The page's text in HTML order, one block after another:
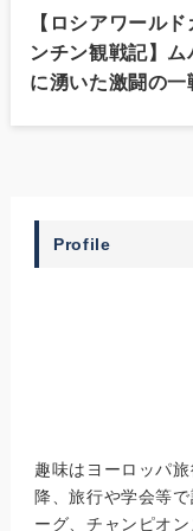
【ロシアワール
ンチン観戦記】
に湧いた激闘の一
Profile
趣味はヨーロッパ
降、旅行や学会等
ーグ、チャンピオ